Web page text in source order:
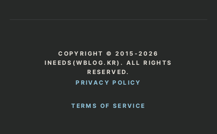
COPYRIGHT © 2015-2026
INEEDS(WBLOG.KR). ALL RIGHTS
RESERVED.
PRIVACY POLICY
TERMS OF SERVICE